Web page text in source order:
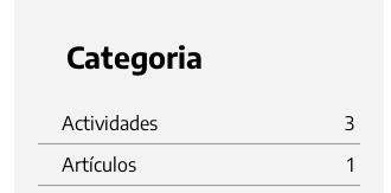
Categoria
Actividades
3
Artículos
1